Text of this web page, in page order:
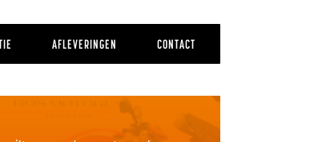
AFLEVERINGEN CONTACT